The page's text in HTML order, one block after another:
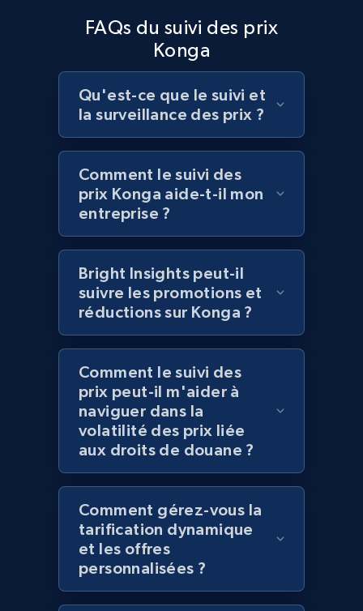
specified UPC
URL, Domain, Country code, Model number,
Sku, Product id, Product name, Manufacturer,
and more.
Home Depot US - Discovery products by
specific category URL
URL, Domain, Country code, Model number,
Sku, Product id, Product name, Manufacturer,
and more.
2.1K+ 355+ Commencer
Amazon products global dataset
Title, Seller name, Brand, Description, Initial
price, Currency, Availability, Reviews count, and
more.
FAQs du suivi des prix
Konga
Qu'est-ce que le suivi et
la surveillance des prix ?
Comment le suivi des
prix Konga aide-t-il mon
entreprise ?
Bright Insights peut-il
suivre les promotions et
réductions sur Konga ?
Comment le suivi des
prix peut-il m'aider à
naviguer dans la
volatilité des prix liée
aux droits de douane ?
Comment gérez-vous la
tarification dynamique
et les offres
personnalisées ?